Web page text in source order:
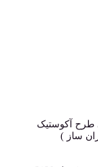
طرح آکوستیک
ساز )